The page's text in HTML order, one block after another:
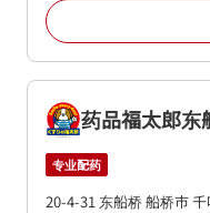
药品福太郎东
专业配药
20-4-31 东船桥船桥市